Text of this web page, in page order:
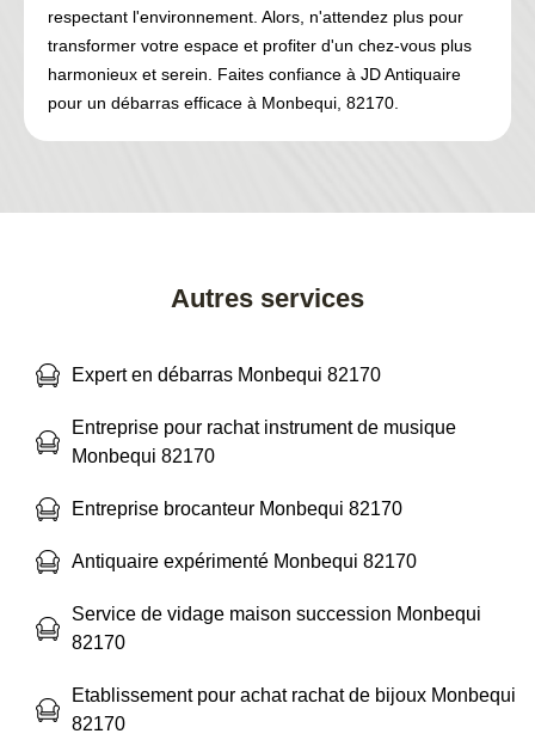
respectant l'environnement. Alors, n'attendez plus pour
transformer votre espace et profiter d'un chez-vous plus
harmonieux et serein. Faites confiance à JD Antiquaire
pour un débarras efficace à Monbequi, 82170.
Autres services
Expert en débarras Monbequi 82170
Entreprise pour rachat instrument de musique
Monbequi 82170
Entreprise brocanteur Monbequi 82170
Antiquaire expérimenté Monbequi 82170
Service de vidage maison succession Monbequi
82170
Etablissement pour achat rachat de bijoux Monbequi
82170